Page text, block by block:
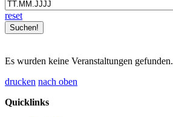
reset
Es wurden keine Veranstaltungen gefunden.
drucken nach oben
Quicklinks